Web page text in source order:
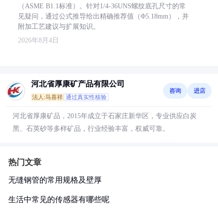
（ASME B1.1标准）。针对1/4-36UNS螺纹底孔尺寸的常
见疑问，通过公式推导给出精确推荐值（Φ5.18mm），并
附加工艺建议与扩展知识。
2026年8月4日
河北省厚康矿产品有限公司
法人:马喜祥 通过真实性核验
咨询 进店
河北省厚康矿品，2015年成立于石家庄新华区，专业供应白炭
黑、石英砂等多样矿品，行业经验丰富，权威可靠。
热门文章
无缝钢管的常用规格及壁厚
生活中常见的传感器有哪些呢